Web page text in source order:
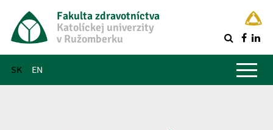
Fakulta zdravotníctva
Katolíckej univerzity
v Ružomberku
SK EN
Hlavné menu